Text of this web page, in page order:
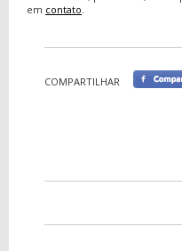
em contato.
COMPARTILHAR